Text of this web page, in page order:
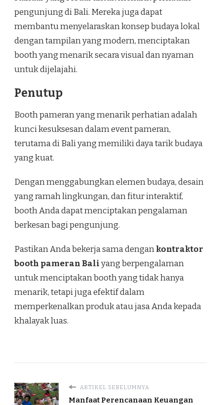
pengunjung di Bali. Mereka juga dapat
membantu menyelaraskan konsep budaya lokal
dengan tampilan yang modern, menciptakan
booth yang menarik secara visual dan nyaman
untuk dijelajahi.
Penutup
Booth pameran yang menarik perhatian adalah
kunci kesuksesan dalam event pameran,
terutama di Bali yang memiliki daya tarik budaya
yang kuat.
Dengan menggabungkan elemen budaya, desain
yang ramah lingkungan, dan fitur interaktif,
booth Anda dapat menciptakan pengalaman
berkesan bagi pengunjung.
Pastikan Anda bekerja sama dengankontraktor
booth pameran Baliyang berpengalaman
untuk menciptakan booth yang tidak hanya
menarik, tetapi juga efektif dalam
memperkenalkan produk atau jasa Anda kepada
khalayak luas.
ARTIKEL SEBELUMNYA
Manfaat Perencanaan Keuangan